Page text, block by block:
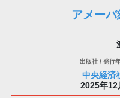
アメー
中央経済
2025年12